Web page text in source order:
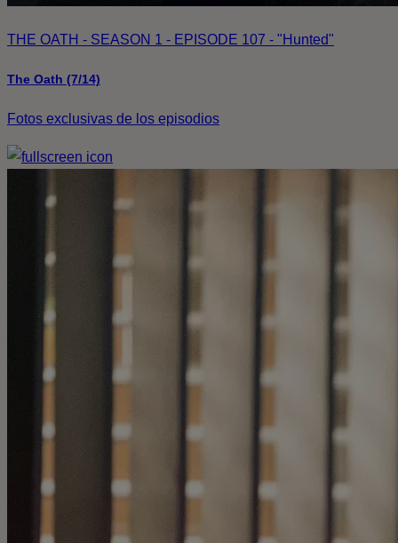
THE OATH - SEASON 1 - EPISODE 107 - "Hunted"
The Oath (7/14)
Fotos exclusivas de los episodios